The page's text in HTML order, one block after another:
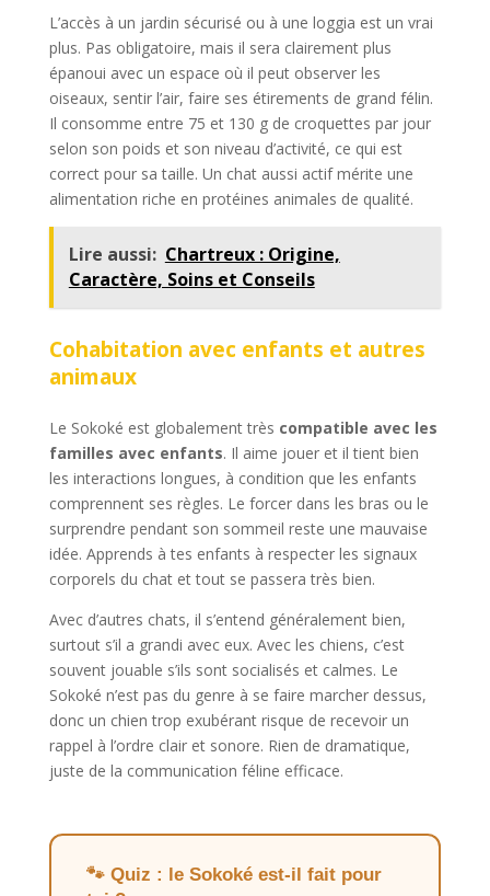
L’accès à un jardin sécurisé ou à une loggia est un vrai
plus. Pas obligatoire, mais il sera clairement plus
épanoui avec un espace où il peut observer les
oiseaux, sentir l’air, faire ses étirements de grand félin.
Il consomme entre 75 et 130 g de croquettes par jour
selon son poids et son niveau d’activité, ce qui est
correct pour sa taille. Un chat aussi actif mérite une
alimentation riche en protéines animales de qualité.
Lire aussi: Chartreux : Origine,
Caractère, Soins et Conseils
Cohabitation avec enfants et autres
animaux
Le Sokoké est globalement très compatible avec les
familles avec enfants. Il aime jouer et il tient bien
les interactions longues, à condition que les enfants
comprennent ses règles. Le forcer dans les bras ou le
surprendre pendant son sommeil reste une mauvaise
idée. Apprends à tes enfants à respecter les signaux
corporels du chat et tout se passera très bien.
Avec d’autres chats, il s’entend généralement bien,
surtout s’il a grandi avec eux. Avec les chiens, c’est
souvent jouable s’ils sont socialisés et calmes. Le
Sokoké n’est pas du genre à se faire marcher dessus,
donc un chien trop exubérant risque de recevoir un
rappel à l’ordre clair et sonore. Rien de dramatique,
juste de la communication féline efficace.
🐾 Quiz : le Sokoké est-il fait pour